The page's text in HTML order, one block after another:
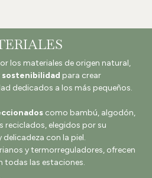
los materiales de origen natural,
sostenibilidad para crear
dedicados a los más pequeños.
como bambú, algodón,
reciclados, elegidos por su
con la piel.
y termorreguladores, ofrecen
las estaciones.